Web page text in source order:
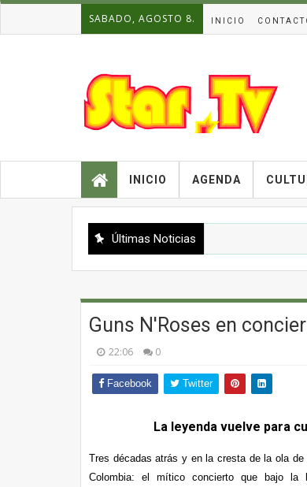
SABADO, AGOSTO 8. INICIO
INICIO AGENDA
Últimas Noticias
Guns N'Roses en
22:06 0
Facebook Twitter
La leyenda vuelve para
Tres décadas atrás y en la cresta de la ola
Colombia: el mítico concierto que bajo